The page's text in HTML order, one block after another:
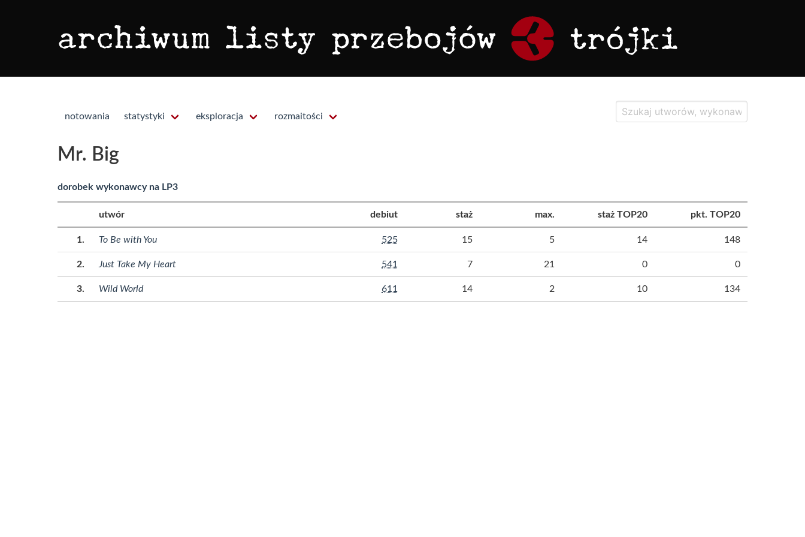
notowania statystyki eksploracja rozmaitości
Mr. Big
dorobek wykonawcy na LP3
utwór debiut staż max. staż TOP20 pkt. TOP20
To Be with You 525 15 5 14 148
Just Take My Heart 541 7 21 0 0
Wild World 611 14 2 10 134